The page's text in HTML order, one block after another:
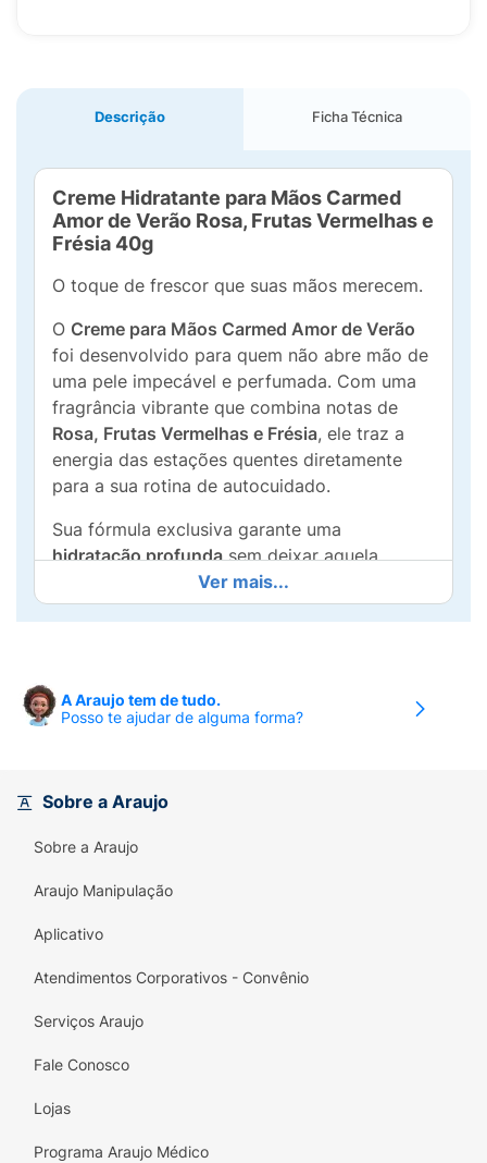
Descrição Ficha Técnica
Creme Hidratante para Mãos Carmed
Amor de Verão Rosa, Frutas Vermelhas e
Frésia 40g
O toque de frescor que suas mãos merecem.
O Creme para Mãos Carmed Amor de Verão
foi desenvolvido para quem não abre mão de
uma pele impecável e perfumada. Com uma
fragrância vibrante que combina notas de
Rosa, Frutas Vermelhas e Frésia, ele traz a
energia das estações quentes diretamente
para a sua rotina de autocuidado.
Sua fórmula exclusiva garante uma
hidratação profundasem deixar aquela
sensação pegajosa, graças à tecnologia de
rápida absorção. Ideal para levar na bolsa, o
pele, combatendo o ressecamento causado
por agentes externos.
Pele de Seda:
frutadas que duram por muito mais tempo.
Praticidade:
maiores farmacêuticas do Brasil.
Modo de Uso:
quantidade nas mãos limpas e secas,
absorção. Use sempre que sentir
Ver mais...
A Araujo tem de tudo.
Posso te ajudar de alguma forma?
Sobre a Araujo
Sobre a Araujo
Araujo Manipulação
Aplicativo
Atendimentos Corporativos - Convênio
Serviços Araujo
Fale Conosco
Lojas
Programa Araujo Médico